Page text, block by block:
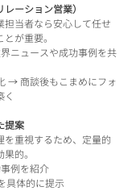
ーション営業）
当者なら安心して任せ
が重要。
ニュースや成功事例を共
→ 商談後もこまめにフォ
提案
重視するため、定量的
的。
例を紹介
具体的に提示